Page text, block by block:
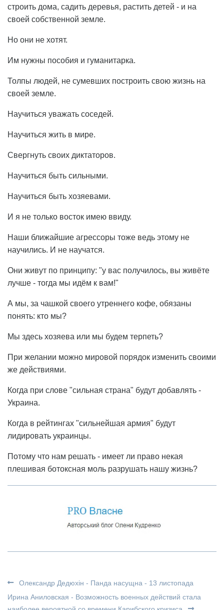
строить дома, садить деревья, растить детей - и на
своей собственной земле.
Но они не хотят.
Им нужны пособия и гуманитарка.
Толпы людей, не сумевших построить свою жизнь на
своей земле.
Научиться уважать соседей.
Научиться жить в мире.
Свергнуть своих диктаторов.
Научиться быть сильными.
Научиться быть хозяевами.
И я не только восток имею ввиду.
Наши ближайшие агрессоры тоже ведь этому не
научились. И не научатся.
Они живут по принципу: "у вас получилось, вы живёте
лучше - тогда мы идём к вам!"
А мы, за чашкой своего утреннего кофе, обязаны
понять: кто мы?
Мы здесь хозяева или мы будем терпеть?
При желании можно мировой порядок изменить своими
же действиями.
Когда при слове "сильная страна" будут добавлять -
Украина.
Когда в рейтингах "сильнейшая армия" будут
лидировать украинцы.
Потому что нам решать - имеет ли право некая
плешивая ботоксная моль разрушать нашу жизнь?
Олександр Дедюхін - Панда насущна - 13 листопада
Ирина Аниловская - Возможность военных действий стала